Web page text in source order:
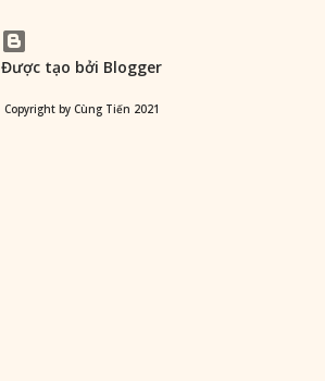
Được tạo bởi Blogger
Copyright by Cùng Tiến 2021